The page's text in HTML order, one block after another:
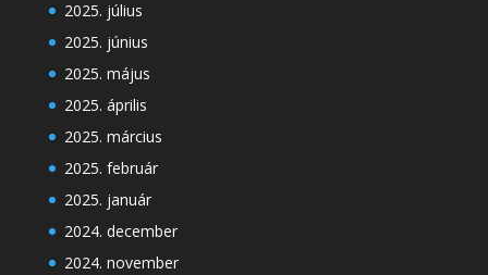
2025. július
2025. június
2025. május
2025. április
2025. március
2025. február
2025. január
2024. december
2024. november